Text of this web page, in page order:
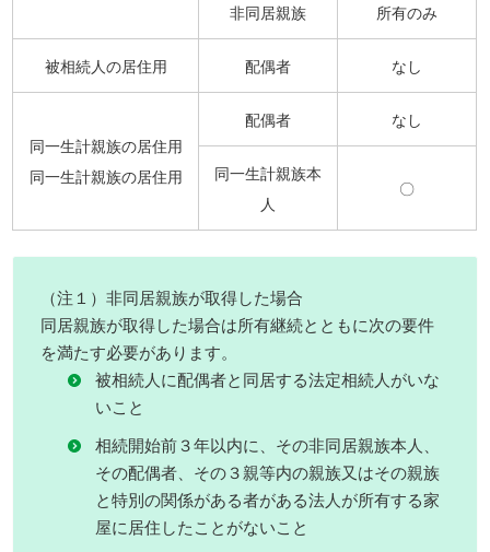
非同居親族 所有のみ
被相続人の居住用 配偶者 なし
同一生計親族の居住用
同一生計親族の居住用
配偶者 なし
同一生計親族本
人
〇
（注１）非同居親族が取得した場合
同居親族が取得した場合は所有継続とともに次の要件
を満たす必要があります。
被相続人に配偶者と同居する法定相続人がいな
いこと
相続開始前３年以内に、その非同居親族本人、
その配偶者、その３親等内の親族又はその親族
と特別の関係がある者がある法人が所有する家
屋に居住したことがないこと